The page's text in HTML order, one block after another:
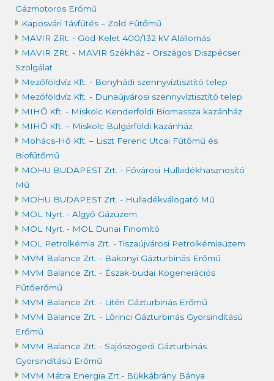
Gázmotoros Erőmű
Kaposvári Távfűtés – Zöld Fűtőmű
MAVIR ZRt. - Göd Kelet 400/132 kV Alállomás
MAVIR ZRt. - MAVIR Székház - Országos Diszpécser
Szolgálat
Mezőföldvíz Kft. - Bonyhádi szennyvíztisztító telep
Mezőföldvíz Kft. - Dunaújvárosi szennyvíztisztító telep
MIHŐ Kft. - Miskolc Kenderföldi Biomassza kazánház
MIHŐ Kft. – Miskolc Bulgárföldi kazánház
Mohács-Hő Kft. – Liszt Ferenc Utcai Fűtőmű és
Biofűtőmű
MOHU BUDAPEST Zrt. - Fővárosi Hulladékhasznosító
Mű
MOHU BUDAPEST Zrt. - Hulladékválogató Mű
MOL Nyrt. - Algyő Gázüzem
MOL Nyrt. - MOL Dunai Finomító
MOL Petrolkémia Zrt. - Tiszaújvárosi Petrolkémiaüzem
MVM Balance Zrt. - Bakonyi Gázturbinás Erőmű
MVM Balance Zrt. - Észak-budai Kogenerációs
Fűtőerőmű
MVM Balance Zrt. - Litéri Gázturbinás Erőmű
MVM Balance Zrt. - Lőrinci Gázturbinás Gyorsindítású
Erőmű
MVM Balance Zrt. - Sajószögedi Gázturbinás
Gyorsindítású Erőmű
MVM Mátra Energia Zrt.- Bükkábrány Bánya